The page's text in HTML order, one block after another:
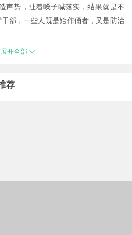
势，扯着嗓子喊落实，结果就是不
部，一些人既是始作俑者，又是防治
展开全部
荐